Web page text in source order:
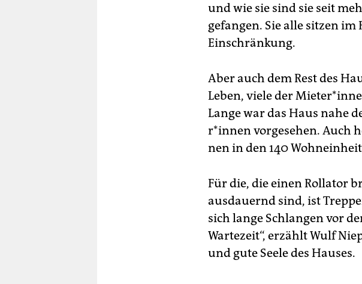
und wie sie sind sie seit
gefangen. Sie alle sitzen
Einschränkung.
Aber auch dem Rest des
Leben, viele der
Lange war das Haus nahe
r*in­nen vorgesehen. Auch
nen in den 140
Für die, die einen Rollator
ausdauernd sind, ist
sich lange Schlangen vor
Wartezeit“, erzählt Wulf
und gute Seele des Hauses.